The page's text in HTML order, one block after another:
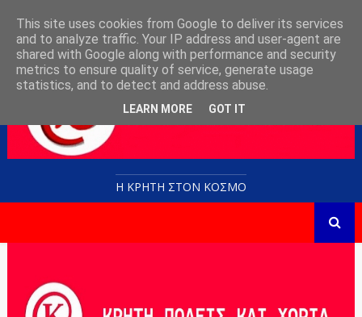
Η ΚΡΗΤΗ ΣΤΟN KOΣΜΟ
This site uses cookies from Google to deliver its services
and to analyze traffic. Your IP address and user-agent are
shared with Google along with performance and security
metrics to ensure quality of service, generate usage
statistics, and to detect and address abuse.
LEARN MORE GOT IT